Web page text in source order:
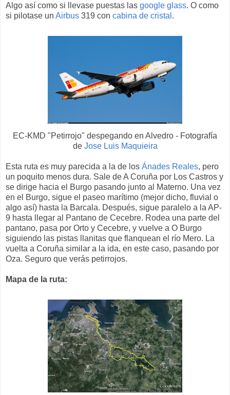
Algo así como si llevase puestas las google glass. O como
si pilotase un Airbus 319 con cabina de cristal .
EC-KMD "Petirrojo" despegando en Alvedro - Fotografía
de Jose Luis Maquieira
Esta ruta es muy parecida a la de los Ánades Reales, pero
un poquito menos dura. Sale de A Coruña por Los Castros y
se dirige hacia el Burgo pasando junto al Materno. Una vez
en el Burgo, sigue el paseo marítimo (mejor dicho, fluvial o
algo así) hasta la Barcala. Después, sigue paralelo a la AP-
9 hasta llegar al Pantano de Cecebre. Rodea una parte del
pantano, pasa por Orto y Cecebre, y vuelve a O Burgo
siguiendo las pistas llanitas que flanquean el río Mero. La
vuelta a Coruña similar a la ida, en este caso, pasando por
Oza. Seguro que verás petirrojos.
Mapa de la ruta: